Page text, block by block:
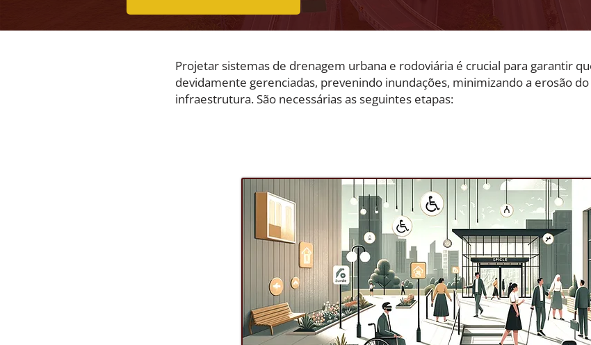
Projetar sistemas de drenagem urbana e rodoviária é crucial para garantir
devidamente gerenciadas, prevenindo inundações, minimizando a erosão
infraestrutura. São necessárias as seguintes etapas: